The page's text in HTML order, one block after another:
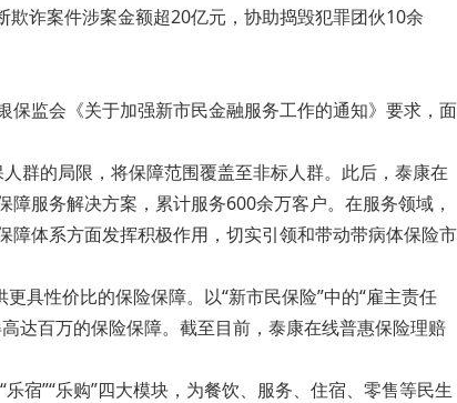
诈案件涉案金额超20亿元，协助捣毁犯罪团伙10余
监会《关于加强新市民金融服务工作的通知》要求，面
群的局限，将保障范围覆盖至非标人群。此后，泰康在
服务解决方案，累计服务600余万客户。在服务领域，
体系方面发挥积极作用，切实引领和带动带病体保险市
具性价比的保险保障。以“新市民保险”中的“雇主责任
达百万的保险保障。截至目前，泰康在线普惠保险理赔
宿”“乐购”四大模块，为餐饮、服务、住宿、零售等民生